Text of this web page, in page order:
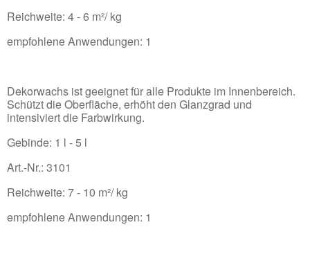
Reichweite: 4 - 6 m²/ kg
empfohlene Anwendungen: 1
Dekorwachs ist geeignet für alle Produkte im Innenbereich.
Schützt die Oberfläche, erhöht den Glanzgrad und
intensiviert die Farbwirkung.
Gebinde: 1 l - 5 l
Art.-Nr.: 3101
Reichweite: 7 - 10 m²/ kg
empfohlene Anwendungen: 1